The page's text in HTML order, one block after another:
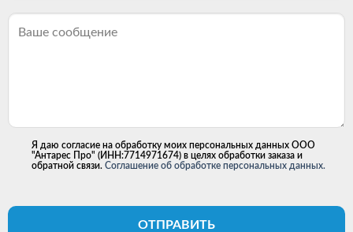
Я даю согласие на обработку моих персональных данных ООО
"Антарес Про" (ИНН:7714971674) в целях обработки заказа и
обратной связи. Соглашение об обработке персональных данных.
ОТПРАВИТЬ